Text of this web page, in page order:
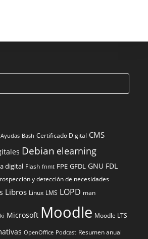
Ayudas Bash Certificado Digital CMS
Debian elearning
digital Flash fnmt FPE GFDL GNU FDL
y detección de necesidades
Libros Linux LMS LOPD man
Microsoft Moodle Moodle LTS
OpenOffice Podcast Resumen anual